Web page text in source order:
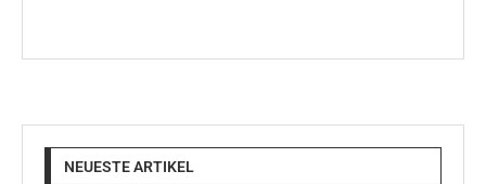
NEUESTE ARTIKEL